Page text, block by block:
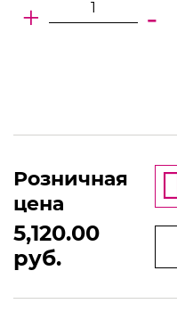
+ -
Розничная
цена
5,120.00
руб.